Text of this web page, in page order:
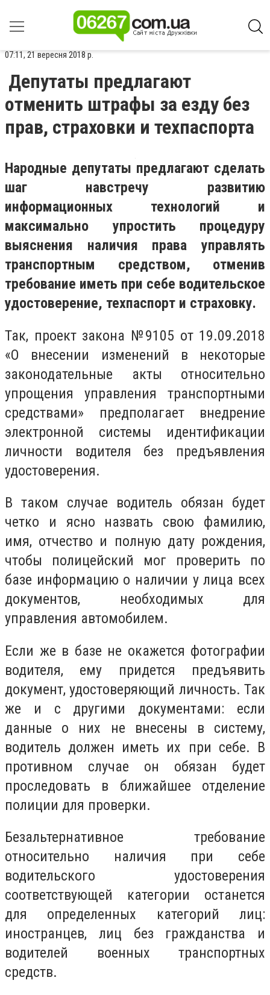
07:11, 21 вересня 2018 р.
Депутаты предлагают
отменить штрафы за езду без
прав, страховки и техпаспорта
Народные депутаты предлагают сделать
шаг навстречу развитию
информационных технологий и
максимально упростить процедуру
выяснения наличия права управлять
транспортным средством, отменив
требование иметь при себе водительское
удостоверение, техпаспорт и страховку.
Так, проект закона №9105 от 19.09.2018
«О внесении изменений в некоторые
законодательные акты относительно
упрощения управления транспортными
средствами» предполагает внедрение
электронной системы идентификации
личности водителя без предъявления
удостоверения.
В таком случае водитель обязан будет
четко и ясно назвать свою фамилию,
имя, отчество и полную дату рождения,
чтобы полицейский мог проверить по
базе информацию о наличии у лица всех
документов, необходимых для
управления автомобилем.
Если же в базе не окажется фотографии
водителя, ему придется предъявить
документ, удостоверяющий личность. Так
же и с другими документами: если
данные о них не внесены в систему,
водитель должен иметь их при себе. В
противном случае он обязан будет
проследовать в ближайшее отделение
полиции для проверки.
Безальтернативное требование
относительно наличия при себе
водительского удостоверения
соответствующей категории останется
для определенных категорий лиц:
иностранцев, лиц без гражданства и
водителей военных транспортных
средств.